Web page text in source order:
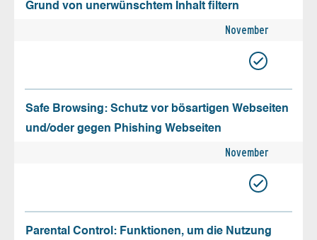
Grund von unerwünschtem Inhalt filtern
November
Safe Browsing: Schutz vor bösartigen Webseiten
und/oder gegen Phishing Webseiten
November
Parental Control: Funktionen, um die Nutzung